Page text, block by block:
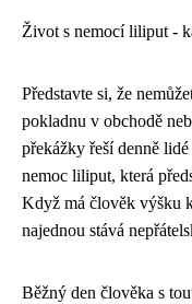
Život s nemocí liliput -
Představte si, že
pokladnu v obchodě
překážky řeší denně
nemoc liliput, která
Když má člověk výšku
najednou stává
Běžný den člověka s